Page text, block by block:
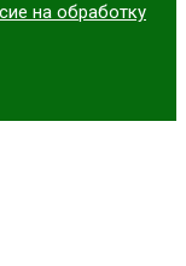
на обработку